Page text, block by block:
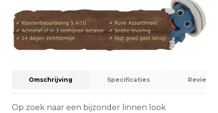
Omschrijving Specificaties Reviews
Op zoek naar een bijzonder linnen look